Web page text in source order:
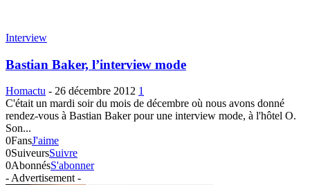
Interview
Bastian Baker, l’interview mode
Homactu - 26 décembre 2012 1
C'était un mardi soir du mois de décembre où nous avons donné
rendez-vous à Bastian Baker pour une interview mode, à l'hôtel O.
Son...
0FansJ'aime
0SuiveursSuivre
0AbonnésS'abonner
- Advertisement -